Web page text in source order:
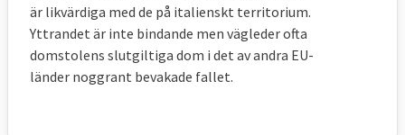
Läs mer
är likvärdiga med de på italienskt territorium.
Yttrandet är inte bindande men vägleder ofta
domstolens slutgiltiga dom i det av andra EU-
länder noggrant bevakade fallet.